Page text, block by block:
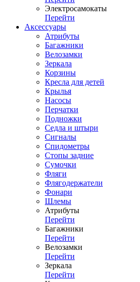
Электросамокаты
Перейти
Аксессуары
Атрибуты
Багажники
Велозамки
Зеркала
Корзины
Кресла для детей
Крылья
Насосы
Перчатки
Подножки
Седла и штыри
Сигналы
Спидометры
Стопы задние
Сумочки
Фляги
Флягодержатели
Фонари
Шлемы
Атрибуты
Перейти
Багажники
Перейти
Велозамки
Перейти
Зеркала
Перейти